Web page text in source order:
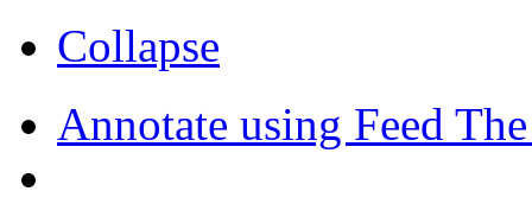
Collapse
Annotate using Feed